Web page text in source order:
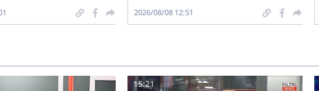
2026/08/08 12:51
15:21